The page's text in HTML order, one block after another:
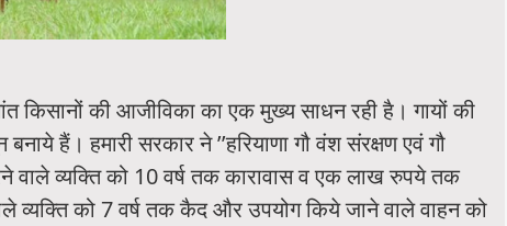
किसानों की आजीविका का एक मुख्य साधन रही है। गायों की
हैं। हमारी सरकार ने ’’हरियाणा गौ वंश संरक्षण एवं गौ
वाले व्यक्ति को 10 वर्ष तक कारावास व एक लाख रुपये तक
व्यक्ति को 7 वर्ष तक कैद और उपयोग किये जाने वाले वाहन को